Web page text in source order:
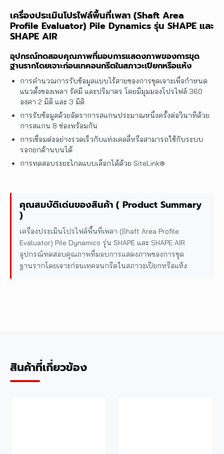
เครื่องประเมินโปรไฟล์พื้นที่เพลา (Shaft Area
Profile Evaluator) Pile Dynamics รุ่น SHAPE และ
SHAPE AIR
อุปกรณ์ทดสอบคุณภาพที่มอบการแสดงภาพของการขุด
ฐานรากโดยเจาะก่อนเทคอนกรีตในสภาวะเปียกหรือแห้ง
การคำนวณการรับข้อมูลแบบไร้สายของการขุดเจาะเพื่อกำหนด
แนวตั้งของเพลา รัศมี และปริมาตร โดยมีมุมมองโปรไฟล์ 360
องศา 2 มิติ และ 3 มิติ
การรับข้อมูลด้วยอัตราการสแกนประมาณหนึ่งครั้งต่อวินาทีด้วย
การสแกน 8 ช่องพร้อมกัน
การเชื่อมต่ออย่างรวดเร็วกับแท่งเคลลี่หรือสามารถใช้กับระบบ
รอกยกด้านบนได้
การทดสอบระยะไกลแบบเลือกได้ด้วย SiteLink®
คุณสมบัติเด่นของสินค้า ( Product Summary
)
เครื่องประเมินโปรไฟล์พื้นที่เพลา (Shaft Area Profile
Evaluator) Pile Dynamics รุ่น SHAPE และ SHAPE AIR
อุปกรณ์ทดสอบคุณภาพที่มอบการแสดงภาพของการขุด
ฐานรากโดยเจาะก่อนเทคอนกรีตในสภาวะเปียกหรือแห้ง
สินค้าที่เกี่ยวข้อง